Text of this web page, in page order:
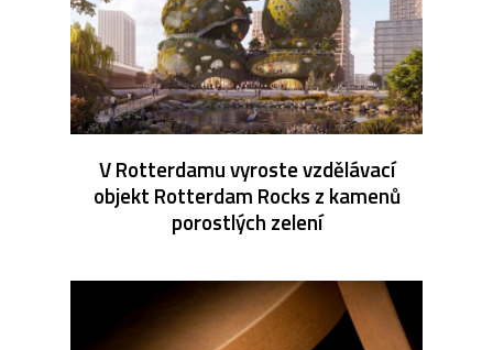
V Rotterdamu vyroste vzdělávací
objekt Rotterdam Rocks z kamenů
porostlých zelení